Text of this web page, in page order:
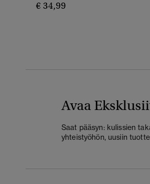
€ 34,99
Avaa
Saat pääsyn: kulissien
yhteistyöhön, uusiin